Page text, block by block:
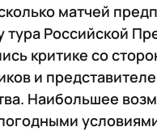
матчей
тура Российской
критике со
и
Наибольшее